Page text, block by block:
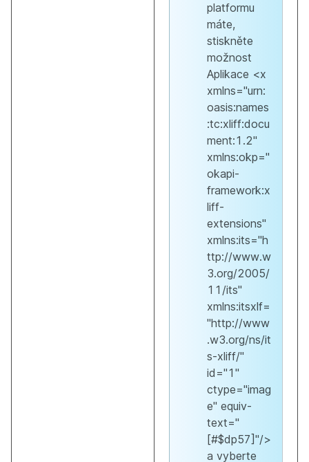
platformu
máte,
stiskněte
možnost
Aplikace <x
xmlns="urn:
oasis:names
:tc:xliff:docu
ment:1.2"
xmlns:okp="
okapi-
framework:x
liff-
extensions"
xmlns:its="h
ttp://www.w
3.org/2005/
11/its"
xmlns:itsxlf=
"http://www
.w3.org/ns/it
s-xliff/"
id="1"
ctype="imag
e" equiv-
text="
[#$dp57]"/>
a vyberte